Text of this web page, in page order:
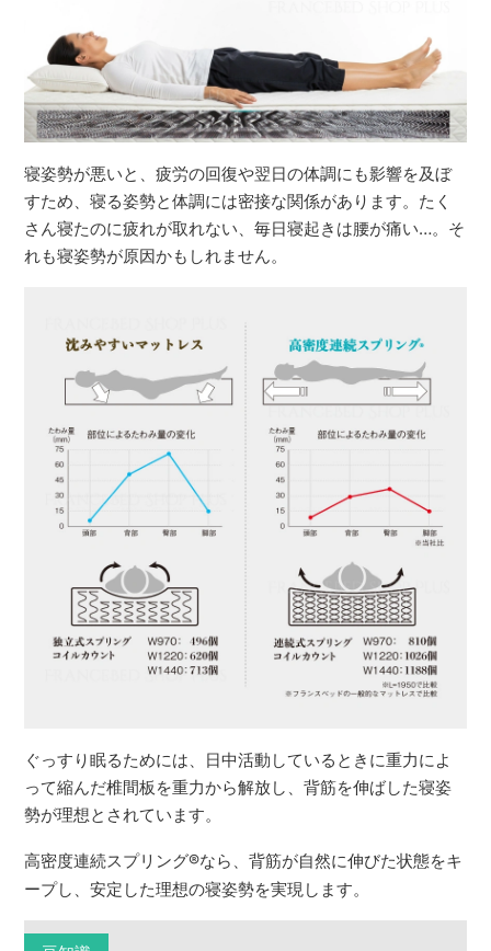
寝姿勢が悪いと、疲労の回復や翌日の体調にも影響を及ぼ
すため、寝る姿勢と体調には密接な関係があります。たく
さん寝たのに疲れが取れない、毎日寝起きは腰が痛い…。そ
れも寝姿勢が原因かもしれません。
ぐっすり眠るためには、日中活動しているときに重力によ
って縮んだ椎間板を重力から解放し、背筋を伸ばした寝姿
勢が理想とされています。
高密度連続スプリング®なら、背筋が自然に伸びた状態をキ
ープし、安定した理想の寝姿勢を実現します。